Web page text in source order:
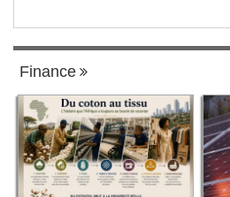
Finance